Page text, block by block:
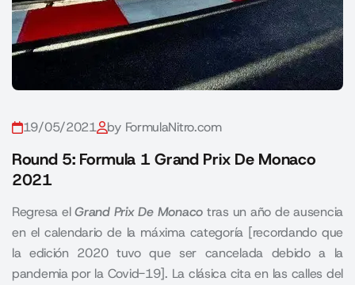
19/05/2021 by FormulaNitro.com
Round 5: Formula 1 Grand Prix De Monaco
2021
Regresa elGrand Prix De Monacotras un año de ausencia
en el calendario de la máxima categoría [recordando que
la edición 2020 tuvo que ser cancelada debido a la
pandemia por la Covid-19]. La clásica cita en las calles del